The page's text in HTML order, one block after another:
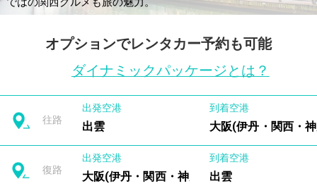
オプションでレンタカー予約も可能
ダイナミックパッケージとは？
往路
出発空港
出雲
到着空港
大阪(伊丹・関西・
復路
出発空港
大阪(伊丹・関西・神戸)
到着空港
出雲